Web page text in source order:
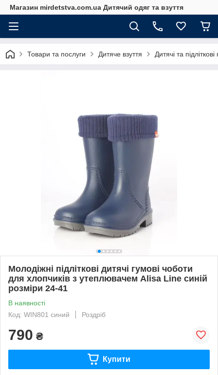
Магазин mirdetstva.com.ua Дитячий одяг та взуття
Товари та послуги Дитяче взуття Дитячі та
Молодіжні підліткові дитячі гумові чоботи
для хлопчиків з утеплювачем Alisa Line синій
розміри 24-41
В наявності
Код: WIN801 синий
Роздріб
790 ₴
Купити